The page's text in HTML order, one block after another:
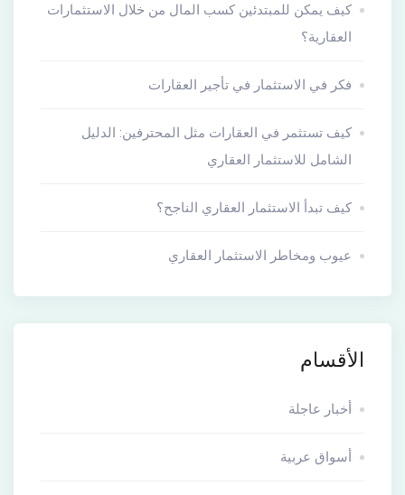
كيف يمكن للمبتدئين كسب المال من خلال الاستثمارات
العقارية؟
فكر في الاستثمار في تأجير العقارات
كيف تستثمر في العقارات مثل المحترفين: الدليل
الشامل للاستثمار العقاري
كيف تبدأ الاستثمار العقاري الناجح؟
عيوب ومخاطر الاستثمار العقاري
الأقسام
أخبار عاجلة
أسواق عربية